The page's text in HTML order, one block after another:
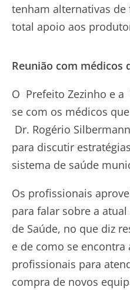
tenham alternativas
total apoio aos
Reunião com médicos
O Prefeito Zezinho e
se com os médicos
Dr. Rogério
para discutir
sistema de saúde
Os profissionais
para falar sobre a
de Saúde, no que diz
e de como se encontra
profissionais para
compra de novos